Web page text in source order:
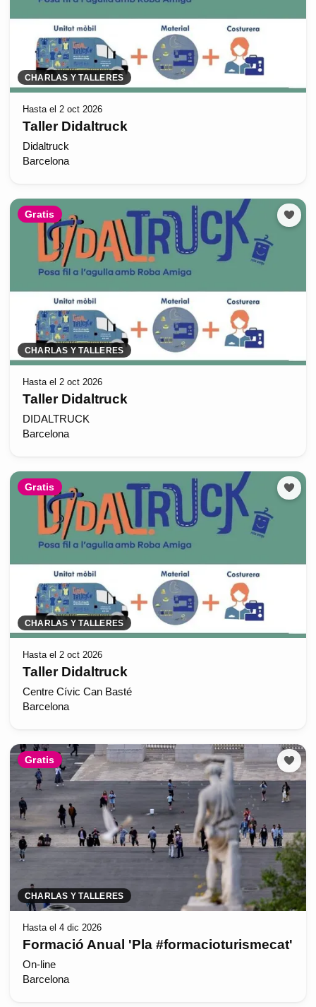
CHARLAS Y TALLERES
Hasta el 2 oct 2026
Taller Didaltruck
Didaltruck
Barcelona
Gratis
CHARLAS Y TALLERES
Hasta el 2 oct 2026
Taller Didaltruck
DIDALTRUCK
Barcelona
Gratis
CHARLAS Y TALLERES
Hasta el 2 oct 2026
Taller Didaltruck
Centre Cívic Can Basté
Barcelona
Gratis
CHARLAS Y TALLERES
Hasta el 4 dic 2026
Formació Anual 'Pla #formacioturismecat'
On-line
Barcelona